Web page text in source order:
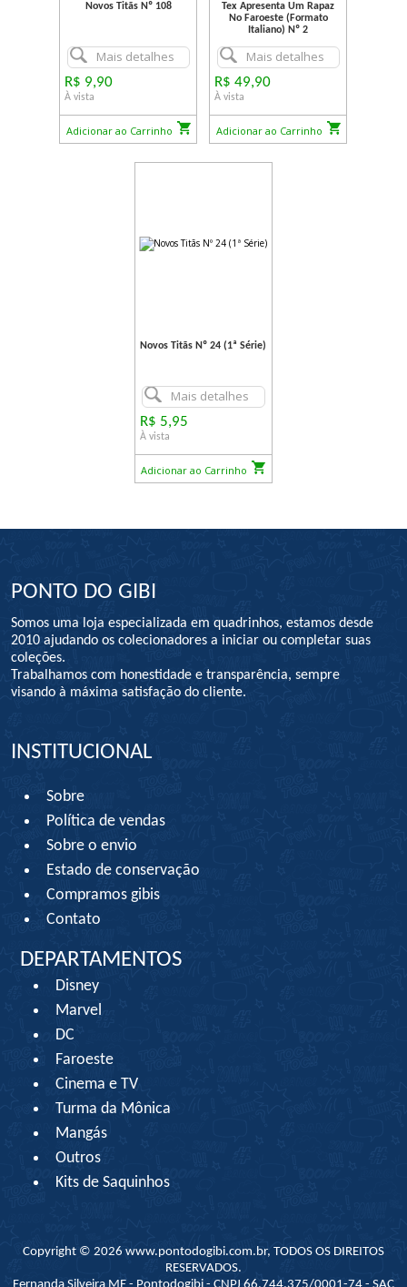
Novos Titãs Nº 108
Mais detalhes
R$ 9,90
À vista
Adicionar ao Carrinho
Tex Apresenta Um Rapaz
No Faroeste (Formato
Italiano) Nº 2
Mais detalhes
R$ 49,90
À vista
Adicionar ao Carrinho
Novos Titãs Nº 24 (1ª Série)
Mais detalhes
R$ 5,95
À vista
Adicionar ao Carrinho
PONTO DO GIBI
Somos uma loja especializada em quadrinhos, estamos desde
2010 ajudando os colecionadores a iniciar ou completar suas
coleções.
Trabalhamos com honestidade e transparência, sempre
visando à máxima satisfação do cliente.
INSTITUCIONAL
Sobre
Política de vendas
Sobre o envio
Estado de conservação
Compramos gibis
Contato
DEPARTAMENTOS
Disney
Marvel
DC
Faroeste
Cinema e TV
Turma da Mônica
Mangás
Outros
Kits de Saquinhos
Copyright © 2026 www.pontodogibi.com.br, TODOS OS DIREITOS
RESERVADOS.